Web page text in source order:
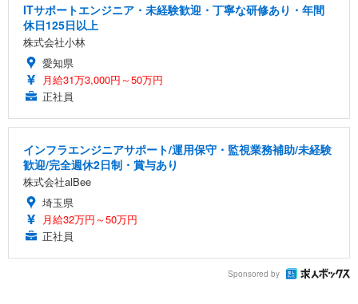
ITサポートエンジニア・未経験歓迎・丁寧な研修あり・年間
休日125日以上
株式会社小林
愛知県
月給31万3,000円～50万円
正社員
インフラエンジニアサポート/運用保守・監視業務補助/未経験
歓迎/完全週休2日制・賞与あり
株式会社alBee
埼玉県
月給32万円～50万円
正社員
Sponsored by